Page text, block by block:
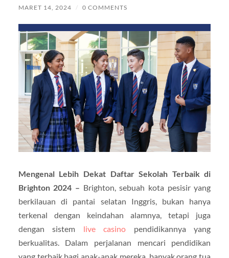
MARET 14, 2024 / 0 COMMENTS
Mengenal Lebih Dekat Daftar Sekolah Terbaik di
Brighton 2024 – Brighton, sebuah kota pesisir yang
berkilauan di pantai selatan Inggris, bukan hanya
terkenal dengan keindahan alamnya, tetapi juga
dengan sistem live casino pendidikannya yang
berkualitas. Dalam perjalanan mencari pendidikan
yang terbaik bagi anak-anak mereka, banyak orang tua